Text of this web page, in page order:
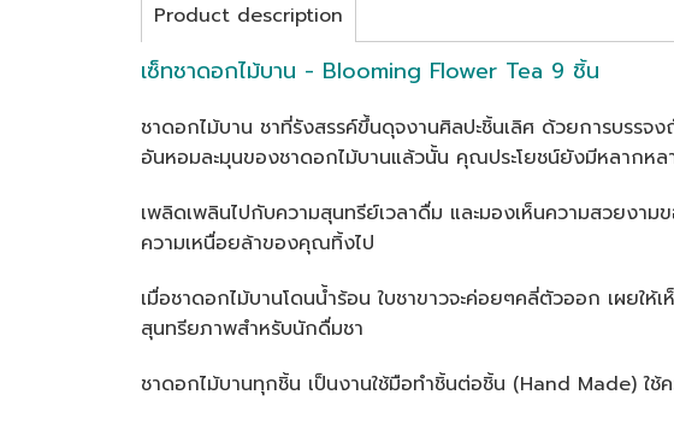
Product description
เซ็ทชาดอกไม้บาน - Blooming Flower Tea 9 ชิ้น
ชาดอกไม้บาน ชาที่รังสรรค์ขึ้นดุจงานศิลปะชิ้นเลิศ ด้วยการบรร
อันหอมละมุนของชาดอกไม้บานแล้วนั้น คุณประโยชน์ยังมีหลาก
เพลิดเพลินไปกับความสุนทรีย์เวลาดื่ม และมองเห็นความสวยงา
ความเหนื่อยล้าของคุณทิ้งไป
เมื่อชาดอกไม้บานโดนน้ำร้อน ใบชาขาวจะค่อยๆคลี่ตัวออก เผย
สุนทรียภาพสำหรับนักดื่มชา
ชาดอกไม้บานทุกชิ้น เป็นงานใช้มือทำชิ้นต่อชิ้น (Hand Made) ใ